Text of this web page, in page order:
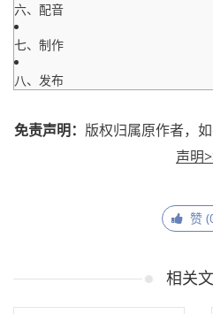
六、配音
七、制作
八、发布
免责声明： 版权归属原作者，
声明
赞 (
相关